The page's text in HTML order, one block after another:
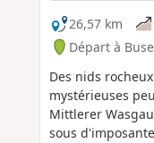
26,57 km
Départ à
Des nids
mystérieuses
Mittlerer
sous